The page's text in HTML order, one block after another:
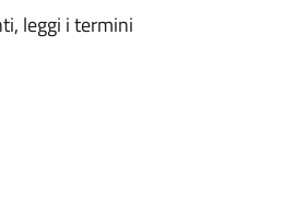
leggi i termini